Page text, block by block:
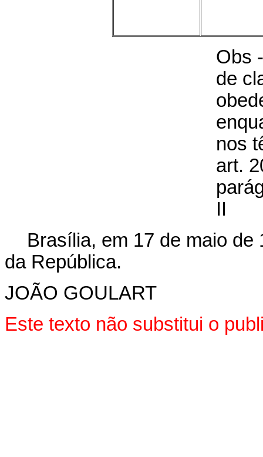
Obs
de
nos
art.
II
Brasília, em 17 de maio de
da República.
JOÃO GOULART
Este texto não substitui o